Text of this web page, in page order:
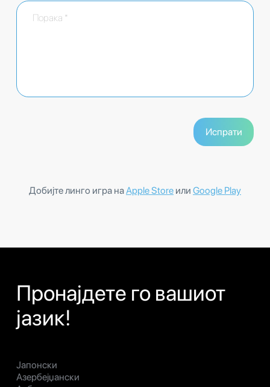
Добијте линго игра наApple Store или Google Play
Пронајдете го вашиот
јазик!
Јапонски
Азербејџански